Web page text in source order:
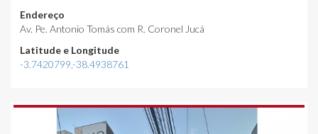
Endereço
Av. Pe. Antonio Tomás com R. Coronel Jucá
Latitude e Longitude
-3.7420799,-38.4938761